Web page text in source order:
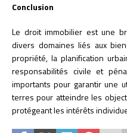
Conclusion
Le droit immobilier est une
divers domaines liés aux
propriété, la planification
responsabilités civile et
importants pour garantir une
terres pour atteindre les
protégeant les intérêts